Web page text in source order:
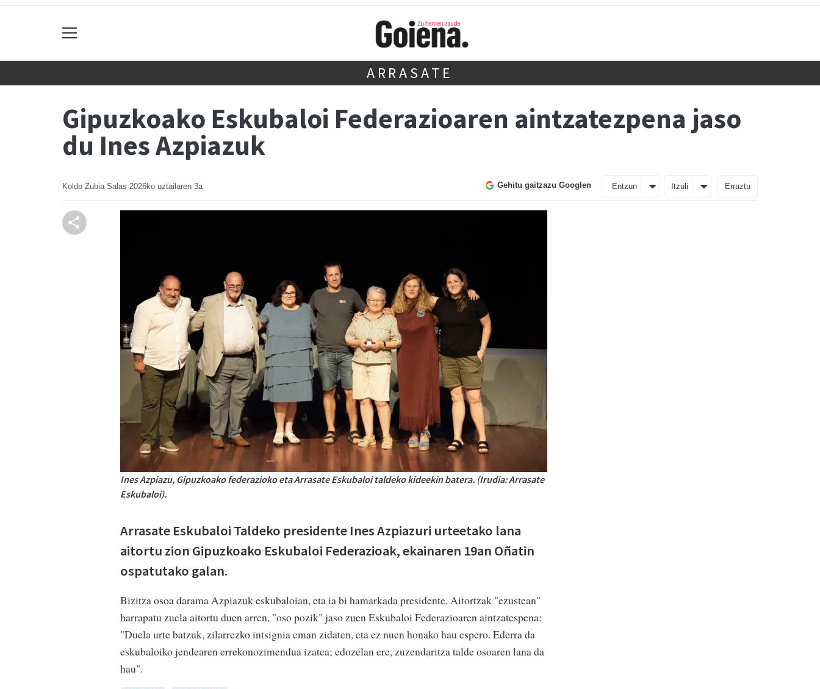
ARRASATE
Gipuzkoako Eskubaloi Federazioaren aintzatezpena jaso
du Ines Azpiazuk
Koldo Zubia Salas 2026ko uztailaren 3a Gehitu gaitzazu Googlen Entzun Itzuli Erraztu
Ines Azpiazu, Gipuzkoako federazioko eta Arrasate Eskubaloi taldeko kideekin batera. (Irudia: Arrasate
Eskubaloi).
Arrasate Eskubaloi Taldeko presidente Ines Azpiazuri urteetako lana
aitortu zion Gipuzkoako Eskubaloi Federazioak, ekainaren 19an Oñatin
ospatutako galan.
Bizitza osoa darama Azpiazuk eskubaloian, eta ia bi hamarkada presidente. Aitortzak "ezustean"
harrapatu zuela aitortu duen arren, "oso pozik" jaso zuen Eskubaloi Federazioaren aintzatespena:
"Duela urte batzuk, zilarrezko intsignia eman zidaten, eta ez nuen honako hau espero. Ederra da
eskubaloiko jendearen errekonozimendua izatea; edozelan ere, zuzendaritza talde osoaren lana da
hau".